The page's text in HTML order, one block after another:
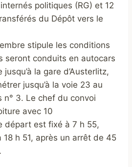
politiques (RG) et 12
du Dépôt vers le
stipule les conditions
seront conduits en autocars
la gare d’Austerlitz,
jusqu’à la voie 23 au
n° 3. Le chef du convoi
avec 10
départ est fixé à 7 h 55,
18 h 51, après un arrêt de 45